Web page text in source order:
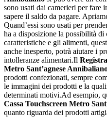
sono usati dai camerieri per fare
sapere il saldo da pagare.
Quand’essi sono usati per
ha a disposizione la possibilità
caratteristiche e gli alimenti,
anche inesperto, potrà aiutare i
intolleranze alimentari.Il
Metro Sant’agnese
prodotti confezionati, sempre
le immagini dei prodotti e la
determinati motivi.Ad esempio,
Cassa Touchscreen Metro
quanto riguarda dei prodotti